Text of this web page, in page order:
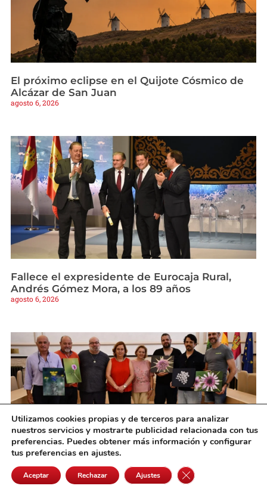
El próximo eclipse en el Quijote Cósmico de
Alcázar de San Juan
agosto 6, 2026
Fallece el expresidente de Eurocaja Rural,
Andrés Gómez Mora, a los 89 años
agosto 6, 2026
Cedillo entrega los galardones del primer
concurso de fotografía “Fascinación por las
Utilizamos cookies propias y de terceros para analizar
nuestros servicios y mostrarte publicidad relacionada con tus
preferencias. Puedes obtener más información y configurar
tus preferencias en ajustes.
Aceptar Rechazar Ajustes Cerrar el banner de